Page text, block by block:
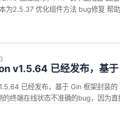
为2.5.37 优化组件方法 bug修复
v1.5.64 已经发布，基
已经发布，基于 Gin 框架封装
的终端在线状态不准确的bug，因为
文件状态无法及时变化 2.项目依赖